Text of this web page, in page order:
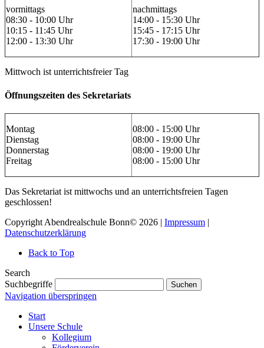
vormittags
08:30 - 10:00 Uhr
10:15 - 11:45 Uhr
12:00 - 13:30 Uhr
nachmittags
14:00 - 15:30 Uhr
15:45 - 17:15 Uhr
17:30 - 19:00 Uhr
Mittwoch ist unterrichtsfreier Tag
Öffnungszeiten des Sekretariats
Montag
Dienstag
Donnerstag
Freitag
08:00 - 15:00 Uhr
08:00 - 19:00 Uhr
08:00 - 19:00 Uhr
08:00 - 15:00 Uhr
Das Sekretariat ist mittwochs und an unterrichtsfreien Tagen
geschlossen!
Copyright Abendrealschule Bonn© 2026 | Impressum |
Datenschutzerklärung
Back to Top
Search
Suchbegriffe
Suchen
Navigation überspringen
Start
Unsere Schule
Kollegium